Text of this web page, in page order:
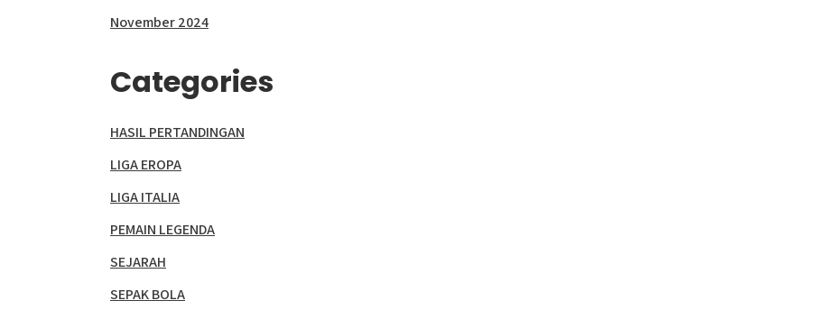
November 2024
Categories
HASIL PERTANDINGAN
LIGA EROPA
LIGA ITALIA
PEMAIN LEGENDA
SEJARAH
SEPAK BOLA